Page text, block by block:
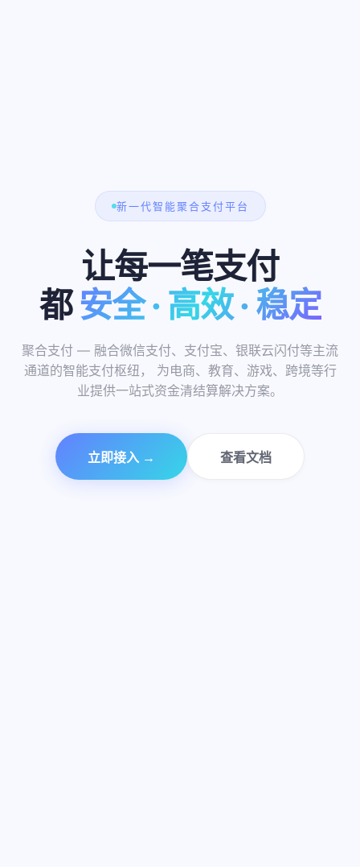
99.99%
资金安全
0.2s
极速到账
200+
支付通道
10万+
商户信赖
新一代智能聚合支付平台
让每一笔支付
都安全 · 高效 · 稳定
聚合支付 — 融合微信支付、支付宝、银联云闪付等主流
通道的智能支付枢纽， 为电商、教育、游戏、跨境等行
业提供一站式资金清结算解决方案。
立即接入 → 查看文档